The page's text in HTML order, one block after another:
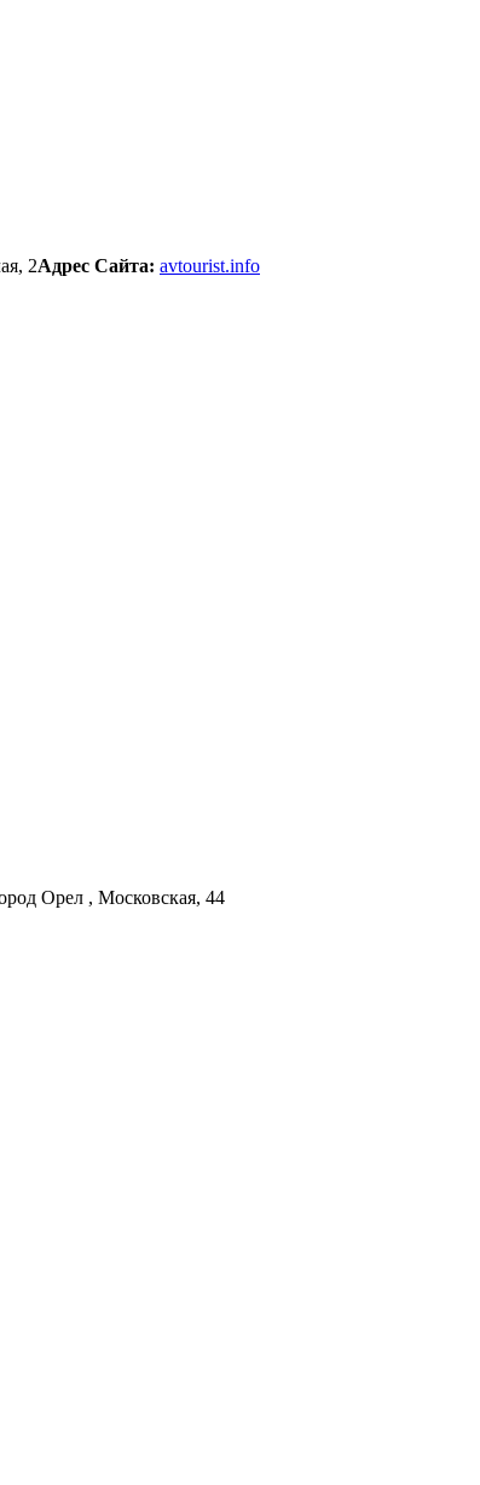
2Адрес Сайта: avtourist.info
Орел , Московская, 44